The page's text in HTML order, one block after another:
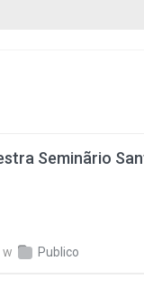
w Publico